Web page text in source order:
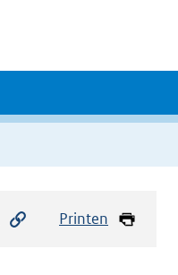
Printen